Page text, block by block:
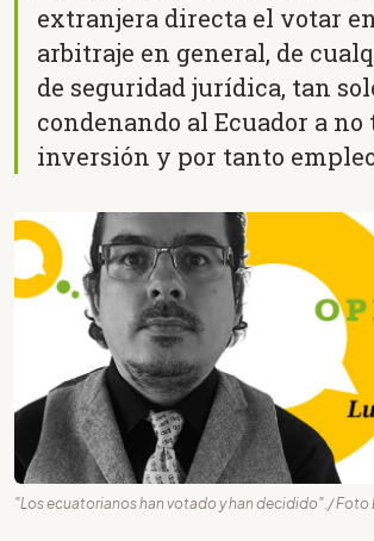
extranjera directa el votar
arbitraje en general, de
de seguridad jurídica, tan
condenando al Ecuador a no
inversión y por tanto
"Los ecuatorianos han votado y han decidido"./ Foto